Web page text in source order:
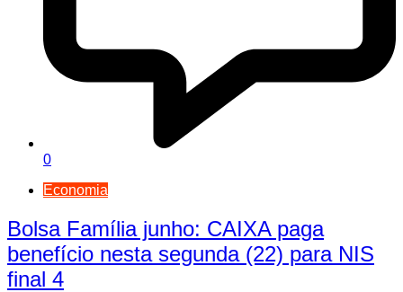
0
Economia
Bolsa Família junho: CAIXA paga
benefício nesta segunda (22) para NIS
final 4